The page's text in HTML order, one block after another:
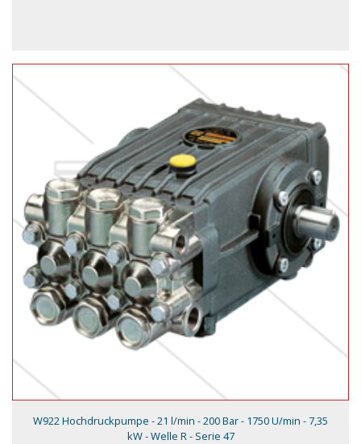
W922 Hochdruckpumpe - 21 l/min - 200 Bar - 1750 U/min - 7,35
kW - Welle R - Serie 47